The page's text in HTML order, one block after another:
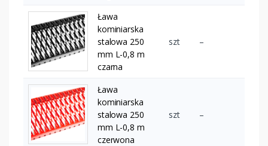
Ława
kominiarska
stalowa 250
mm L-0,8 m
czarna
szt –
Ława
kominiarska
stalowa 250
mm L-0,8 m
czerwona
szt –